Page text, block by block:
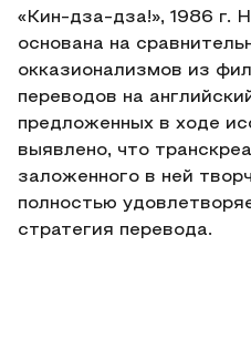
«Кин-дза-дза!», 1986 г.
основана на
окказионализмов из
переводов на
предложенных в ходе
выявлено, что
заложенного в ней
полностью
стратегия перевода.